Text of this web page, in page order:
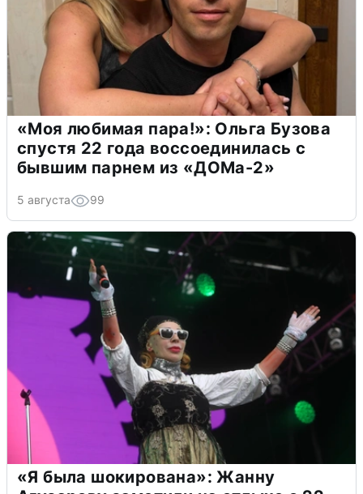
«Моя любимая пара!»: Ольга Бузова
спустя 22 года воссоединилась с
бывшим парнем из «ДОМа-2»
5 августа 99
«Я была шокирована»: Жанну